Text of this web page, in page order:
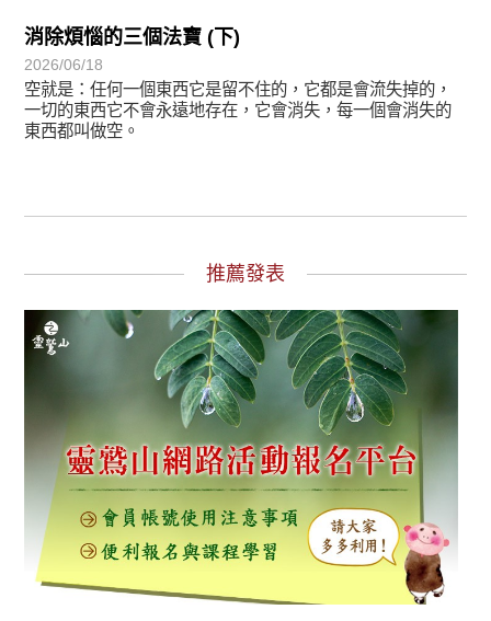
消除煩惱的三個法寶 (下)
2026/06/18
空就是：任何一個東西它是留不住的，它都是會流失掉的，
一切的東西它不會永遠地存在，它會消失，每一個會消失的
東西都叫做空。
推薦發表